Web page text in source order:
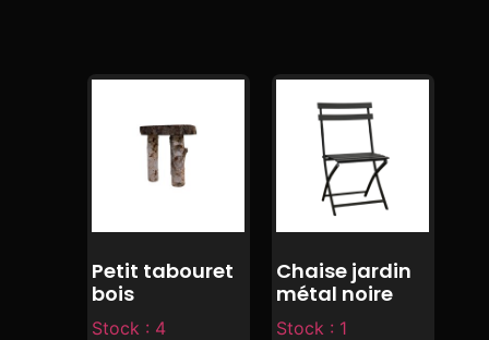
Petit tabouret
bois
Stock : 4
Chaise jardin
métal noire
Stock : 1